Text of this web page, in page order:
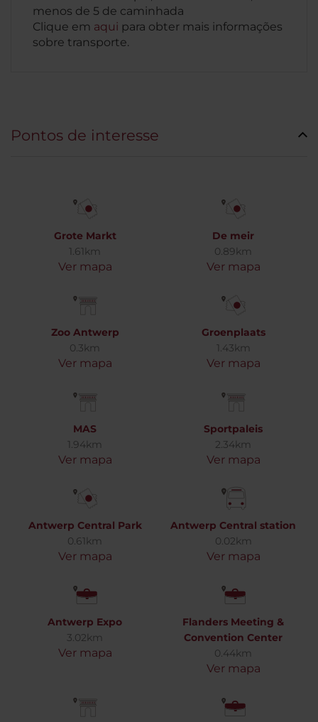
menos de 5 de caminhada
Clique em aqui para obter mais informações
sobre transporte.
Pontos de interesse
Grote Markt
1.61km
Ver mapa
De meir
0.89km
Ver mapa
Zoo Antwerp
0.3km
Ver mapa
Groenplaats
1.43km
Ver mapa
MAS
1.94km
Ver mapa
Sportpaleis
2.34km
Ver mapa
Antwerp Central Park
0.61km
Ver mapa
Antwerp Central station
0.02km
Ver mapa
Antwerp Expo
3.02km
Ver mapa
Flanders Meeting &
Convention Center
0.44km
Ver mapa